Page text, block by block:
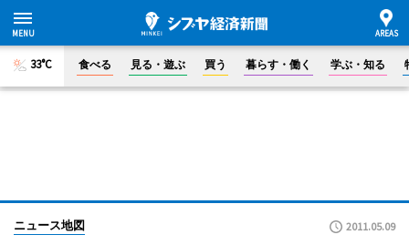
33°C 食べる 見る・遊ぶ 買う 暮らす・働く 学ぶ・知る
ニュース地図 2011.05.09